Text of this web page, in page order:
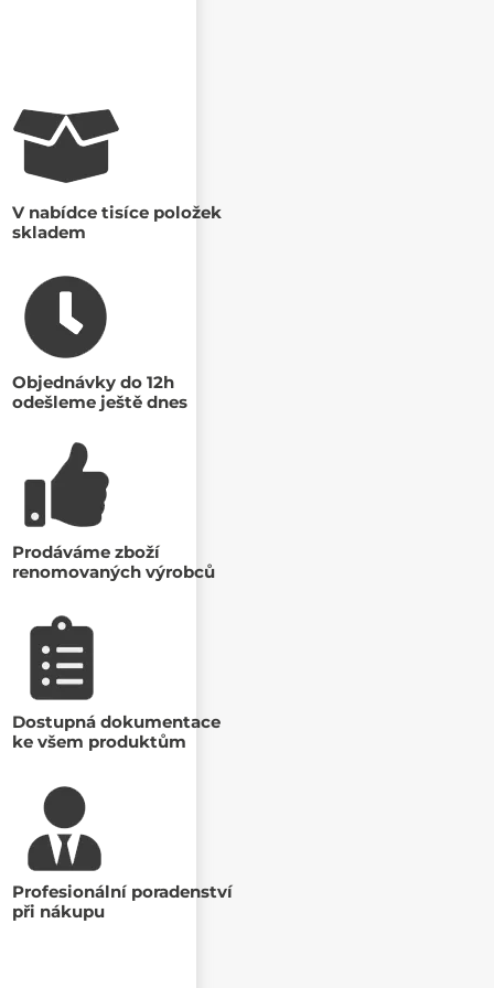
V nabídce tisíce položek
skladem
Objednávky do 12h
odešleme ještě dnes
Prodáváme zboží
renomovaných výrobců
Dostupná dokumentace
ke všem produktům
Profesionální poradenství
při nákupu